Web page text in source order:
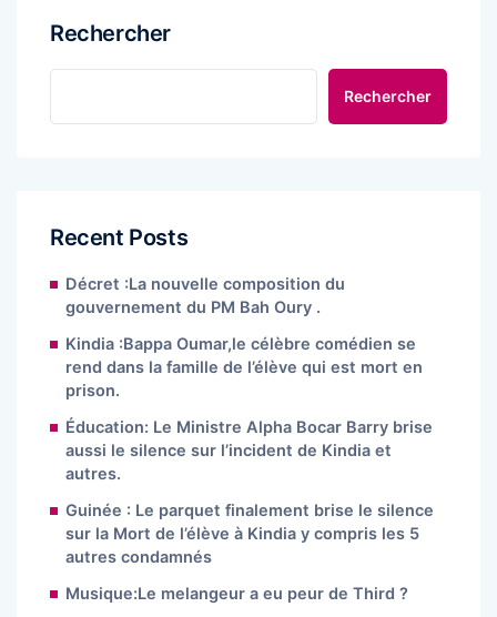
Rechercher
Rechercher
Recent Posts
Décret :La nouvelle composition du
gouvernement du PM Bah Oury .
Kindia :Bappa Oumar,le célèbre comédien se
rend dans la famille de l’élève qui est mort en
prison.
Éducation: Le Ministre Alpha Bocar Barry brise
aussi le silence sur l’incident de Kindia et
autres.
Guinée : Le parquet finalement brise le silence
sur la Mort de l’élève à Kindia y compris les 5
autres condamnés
Musique:Le melangeur a eu peur de Third ?